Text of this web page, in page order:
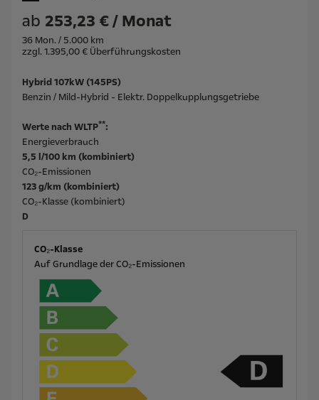
ab 253,23 € / Monat
36 Mon. / 5.000 km
zzgl. 1.395,00 € Überführungskosten
Hybrid 107kW (145PS)
Benzin / Mild-Hybrid - Elektr. Doppelkupplungsgetriebe
Werte nach WLTP**:
Energieverbrauch
5,5 l/100 km (kombiniert)
CO₂-Emissionen
123 g/km (kombiniert)
CO₂-Klasse (kombiniert)
D
CO₂-Klasse
Auf Grundlage der CO₂-Emissionen